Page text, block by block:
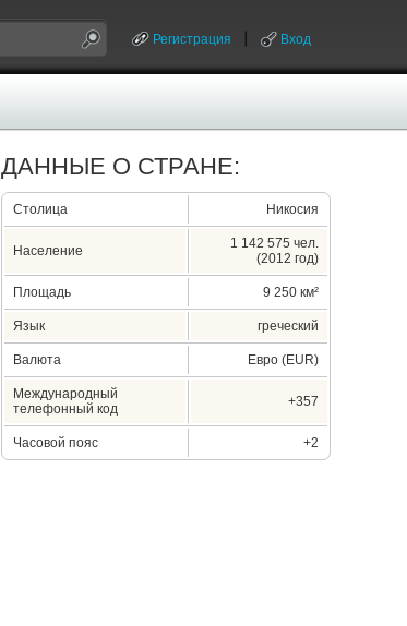
Регистрация Вход
ДАННЫЕ О СТРАНЕ:
Столица Никосия
Население
1 142 575 чел.
(2012 год)
Площадь 9 250 км²
Язык греческий
Валюта Евро (EUR)
Международный
телефонный код
+357
Часовой пояс +2